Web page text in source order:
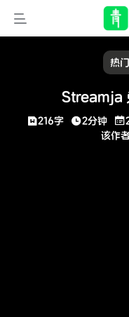
热门
Streamja
216字 2分钟
该作